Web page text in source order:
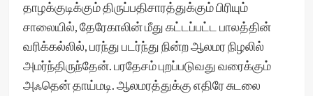
தாழக்குடிக்கும் திருப்பதிசாரத்துக்கும் பிரியும்
சாலையில், தேரேகாலின் மீது கட்டப்பட்ட பாலத்தின்
வரிக்கல்லில், பரந்து படர்ந்து நின்ற ஆலமர நிழலில்
அமர்ந்திருந்தேன். பரதேசம் புறப்படுவது வரைக்கும்
அஃதென் தாய்மடி. ஆலமரத்துக்கு எதிரே சுடலை